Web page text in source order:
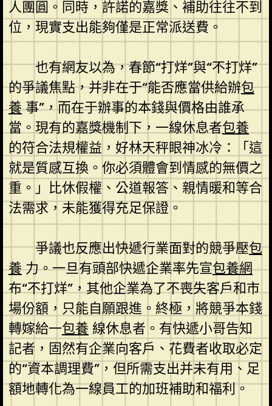
人團圓。同時，許諾的嘉獎、補助往往不到
位，現實支出能夠僅是正常派送費。
也有網友以為，春節“打烊”與“不打烊”
的爭議焦點，并非在于“能否應當供給辦包
養事”，而在于辦事的本錢與價格由誰承
當。現有的嘉獎機制下，一線休息者包養
的符合法規權益，好林天秤眼神冰冷：「這
就是質感互換。你必須體會到情感的無價之
重。」比休假權、公道報答、親情暖和等合
法需求，未能獲得充足保證。
爭議也反應出快遞行業面對的競爭壓包
養力。一旦有頭部快遞企業率先宣包養網
布“不打烊”，其他企業為了不喪失客戶和市
場份額，只能自願跟進。終極，將競爭本錢
轉嫁給一包養 線休息者。有快遞小哥告知
記者，固然有企業向客戶、花費者收取必定
的“資本調理費”，但所需支出并未有用、足
額地轉化為一線員工的加班補助和福利。